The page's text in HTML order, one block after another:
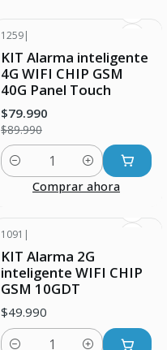
1259|
KIT Alarma inteligente
4G WIFI CHIP GSM
40G Panel Touch
$79.990
$89.990
Cantidad
Comprar ahora
1091 |
KIT Alarma 2G
inteligente WIFI CHIP
GSM 10GDT
$49.990